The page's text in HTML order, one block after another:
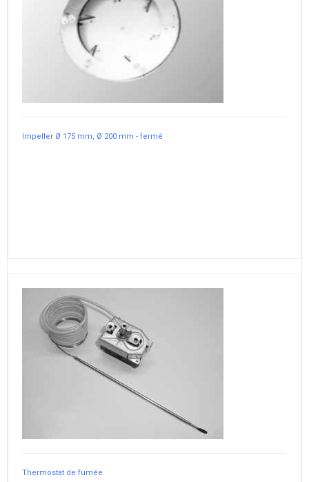
Impeller Ø 175 mm, Ø 200 mm - fermé
Thermostat de fumée